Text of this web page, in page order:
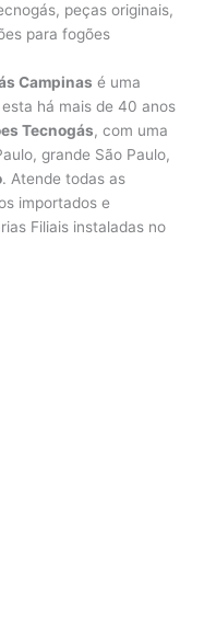
peças originais,
para fogões
Campinas é uma
há mais de 40 anos
Tecnogás, com uma
grande São Paulo,
. Atende todas as
importados e
Filiais instaladas no